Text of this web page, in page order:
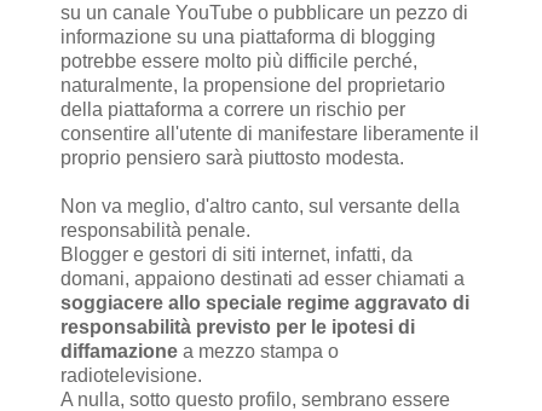
su un canale YouTube o pubblicare un pezzo di
informazione su una piattaforma di blogging
potrebbe essere molto più difficile perché,
naturalmente, la propensione del proprietario
della piattaforma a correre un rischio per
consentire all'utente di manifestare liberamente il
proprio pensiero sarà piuttosto modesta.
Non va meglio, d'altro canto, sul versante della
responsabilità penale.
Blogger e gestori di siti internet, infatti, da
domani, appaiono destinati ad esser chiamati a
soggiacere allo speciale regime aggravato di
responsabilità previsto per le ipotesi di
diffamazione a mezzo stampa o
radiotelevisione.
A nulla, sotto questo profilo, sembrano essere